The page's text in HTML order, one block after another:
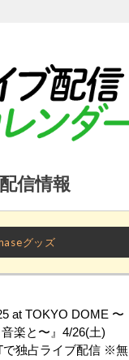
信情報
グッズ
at TOKYO DOME 〜
楽と〜』4/26(土)
で独占ライブ配信 ※無